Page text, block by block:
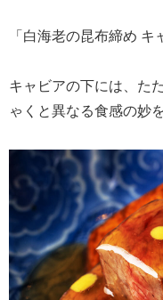
「白海老の昆布締め キ
キャビアの下には、た
ゃくと異なる食感の妙